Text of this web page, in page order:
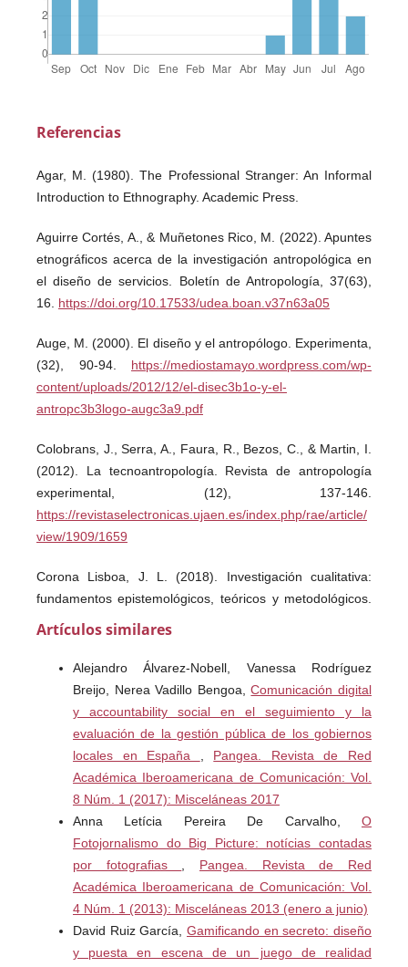
Referencias
Agar, M. (1980). The Professional Stranger: An Informal
Introduction to Ethnography. Academic Press.
Aguirre Cortés, A., & Muñetones Rico, M. (2022). Apuntes
etnográficos acerca de la investigación antropológica en
el diseño de servicios. Boletín de Antropología, 37(63),
16. https://doi.org/10.17533/udea.boan.v37n63a05
Auge, M. (2000). El diseño y el antropólogo. Experimenta,
(32), 90-94. https://mediostamayo.wordpress.com/wp-
content/uploads/2012/12/el-disec3b1o-y-el-
antropc3b3logo-augc3a9.pdf
Colobrans, J., Serra, A., Faura, R., Bezos, C., & Martin, I.
(2012). La tecnoantropología. Revista de antropología
experimental, (12), 137-146.
https://revistaselectronicas.ujaen.es/index.php/rae/article/
view/1909/1659
Corona Lisboa, J. L. (2018). Investigación cualitativa:
fundamentos epistemológicos, teóricos y metodológicos.
Vivat Academia. Revista de Comunicación, 144, 69-76.
Cruz Petit, B., & Pérez Duarte, A. (2017). Diseño y
Antropología: un vínculo en expansión. I+Diseño. Revista
Científico-Académica Internacional de Innovación,
Investigación y Desarrollo en Diseño, 12, 66–86.
https://doi.org/10.24310/Idiseno.2017.v12i0.3036
De La Barrera Medina, M. S. (2023). Un acercamiento de
la Antropología Social al Diseño. H+D. Hábitat + Diseño,
(5), 31–38. Recuperado a partir de
http://habitatmasdiseno.uaslp.mx/ojs/index.php/habitatma
sdiseno/article/view/64
De la Barrera Medina, M. S., Moreno Codina, T., & López
Flores, N. (2017b). Antropología y diseño: la concepción
Artículos similares
Alejandro Álvarez-Nobell, Vanessa Rodríguez
Breijo, Nerea Vadillo Bengoa,Comunicación digital
y accountability social en el seguimiento y la
evaluación de la gestión pública de los gobiernos
locales en España
Pangea. Revista de Red
Académica Iberoamericana de Comunicación: Vol.
8 Núm. 1 (2017): Misceláneas 2017
Anna Letícia Pereira De Carvalho,O
Fotojornalismo do Big Picture: notícias contadas
por fotografias
Pangea. Revista de Red
Académica Iberoamericana de Comunicación: Vol.
4 Núm. 1 (2013): Misceláneas 2013 (enero a junio)
David Ruiz García, Gamificando en secreto: diseño
y puesta en escena de un juego de realidad